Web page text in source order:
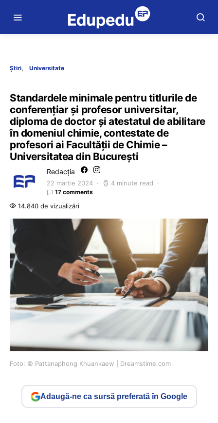
Știri Universitate
Standardele minimale pentru titlurile de
conferențiar și profesor universitar,
diploma de doctor și atestatul de abilitare
în domeniul chimie, contestate de
profesori ai Facultății de Chimie –
Universitatea din București
Redacția
22 martie 2024 4 minute read
17 comments
14.840 de vizualizări
Foto: © Pattanaphong Khuankaew | Dreamstime.com
Adaugă-ne ca sursă preferată în Google